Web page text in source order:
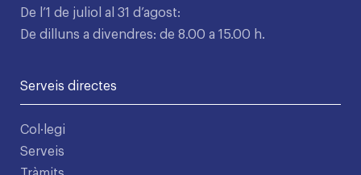
De l’1 de juliol al 31 d’agost:
De dilluns a divendres: de 8.00 a 15.00 h.
Serveis directes
Col·legi
Serveis